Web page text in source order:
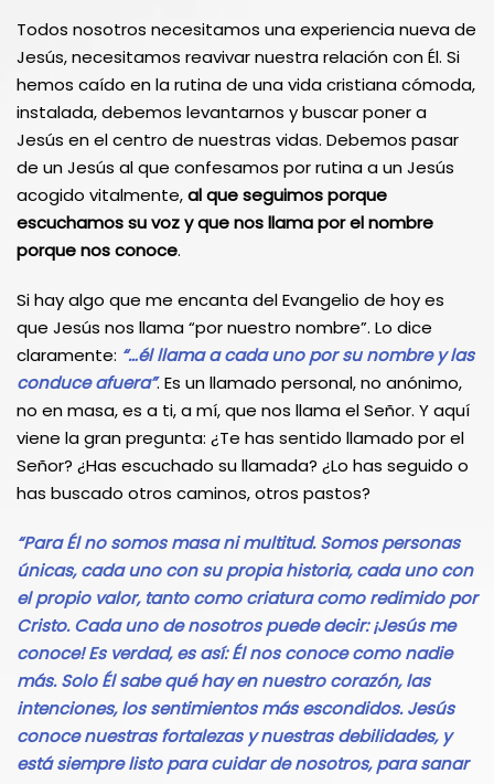
Todos nosotros necesitamos una experiencia nueva de
Jesús, necesitamos reavivar nuestra relación con Él. Si
hemos caído en la rutina de una vida cristiana cómoda,
instalada, debemos levantarnos y buscar poner a
Jesús en el centro de nuestras vidas. Debemos pasar
de un Jesús al que confesamos por rutina a un Jesús
acogido vitalmente,al que seguimos porque
escuchamos su voz y que nos llama por el nombre
porque nos conoce.
Si hay algo que me encanta del Evangelio de hoy es
que Jesús nos llama “por nuestro nombre”. Lo dice
claramente: “…él llama a cada uno por su nombre y las
conduce afuera”. Es un llamado personal, no anónimo,
no en masa, es a ti, a mí, que nos llama el Señor. Y aquí
viene la gran pregunta: ¿Te has sentido llamado por el
Señor? ¿Has escuchado su llamada? ¿Lo has seguido o
has buscado otros caminos, otros pastos?
“Para Él no somos masa ni multitud. Somos personas
únicas, cada uno con su propia historia, cada uno con
el propio valor, tanto como criatura como redimido por
Cristo. Cada uno de nosotros puede decir: ¡Jesús me
conoce! Es verdad, es así: Él nos conoce como nadie
más. Solo Él sabe qué hay en nuestro corazón, las
intenciones, los sentimientos más escondidos. Jesús
conoce nuestras fortalezas y nuestras debilidades, y
está siempre listo para cuidar de nosotros, para sanar